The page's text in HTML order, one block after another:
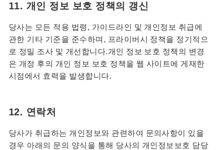
11. 개인 정보 보호 정책의 갱신
당사는 모든 적용 법령, 가이드라인 및 개인정보 취급에
관한 기타 기준을 준수하며, 프라이버시 정책을 정기적으
로 정밀 조사 및 개선합니다.개인 정보 보호 정책의 변경
은 개정 후의 개인 정보 보호 정책을 웹 사이트에 게재한
시점에서 효력을 발생합니다.
12. 연락처
당사가 취급하는 개인정보와 관련하여 문의사항이 있을
경우 아래의 문의 양식을 통해 당사의 개인정보보호 담당